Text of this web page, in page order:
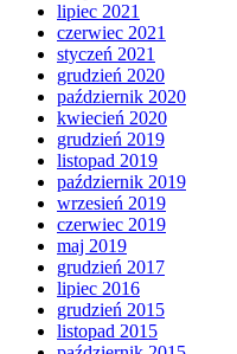
lipiec 2021
czerwiec 2021
styczeń 2021
grudzień 2020
październik 2020
kwiecień 2020
grudzień 2019
listopad 2019
październik 2019
wrzesień 2019
czerwiec 2019
maj 2019
grudzień 2017
lipiec 2016
grudzień 2015
listopad 2015